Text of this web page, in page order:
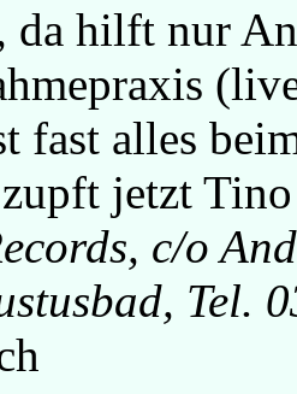
da hilft nur
fast alles
jetzt
c/o
Tel.